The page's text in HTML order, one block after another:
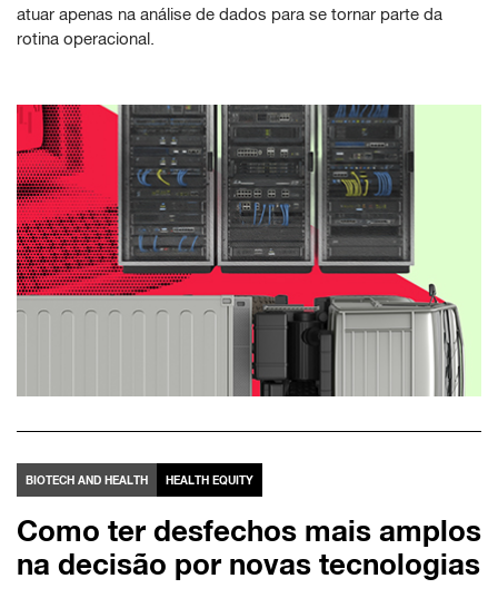
atuar apenas na análise de dados para se tornar parte da
rotina operacional.
BIOTECH AND HEALTH HEALTH EQUITY
Como ter desfechos mais amplos
na decisão por novas tecnologias